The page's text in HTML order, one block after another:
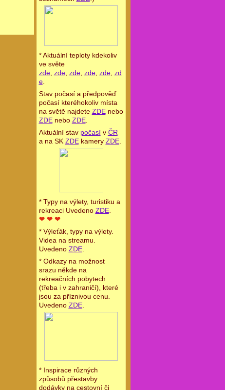
* Aktuální teploty kdekoliv
ve světe
zde, zde, zde, zde, zde, zd
e.
Stav počasí a předpověď
počasí kteréhokoliv místa
na světě najdete ZDEnebo
ZDEnebo ZDE.
Aktuální stav počasív ČR
a na SK ZDEkamery ZDE.
* Typy na výlety, turistiku a
rekreaci Uvedeno ZDE.
❤ ❤ ❤
* Výleťák, typy na výlety.
Videa na streamu.
Uvedeno ZDE.
* Odkazy na možnost
srazu někde na
rekreačních pobytech
(třeba i v zahraničí), které
jsou za příznivou cenu.
Uvedeno ZDE.
* Inspirace různých
způsobů přestavby
dodávky na cestovní či